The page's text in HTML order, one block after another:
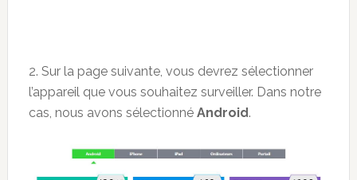
2. Sur la page suivante, vous devrez sélectionner
l’appareil que vous souhaitez surveiller. Dans notre
cas, nous avons sélectionné Android.